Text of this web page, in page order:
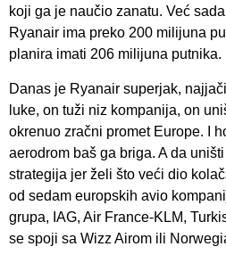
koji ga je naučio zanatu. Već
Ryanair ima preko 200 milijuna
planira imati 206 milijuna putnika.
Danas je Ryanair superjak,
luke, on tuži niz kompanija, on
okrenuo zračni promet Europe. I
aerodrom baš ga briga. A da
strategija jer želi što veći dio
od sedam europskih avio
grupa, IAG, Air France-KLM,
se spoji sa Wizz Airom ili